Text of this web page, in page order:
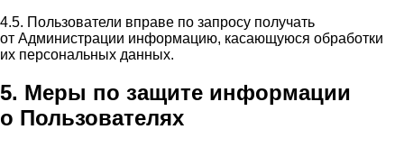
4.5. Пользователи вправе по запросу получать
от Администрации информацию, касающуюся обработки
их персональных данных.
5. Меры по защите информации
о Пользователях